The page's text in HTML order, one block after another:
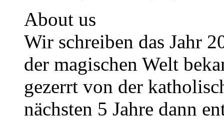
About us
Wir schreiben das Jahr
der magischen Welt
gezerrt von der
nächsten 5 Jahre dann